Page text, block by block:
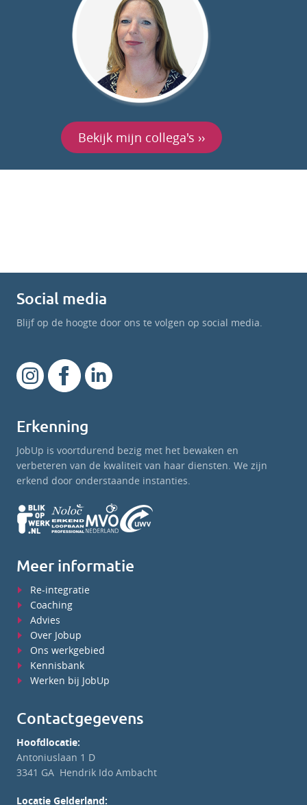
Bekijk mijn collega's ››
Social media
Blijf op de hoogte door ons te volgen op social media.
Erkenning
JobUp is voortdurend bezig met het bewaken en
verbeteren van de kwaliteit van haar diensten. We zijn
erkend door onderstaande instanties.
Meer informatie
Re-integratie
Coaching
Advies
Over Jobup
Ons werkgebied
Kennisbank
Werken bij JobUp
Contactgegevens
Hoofdlocatie:
Antoniuslaan 1 D
3341 GA Hendrik Ido Ambacht
Locatie Gelderland: